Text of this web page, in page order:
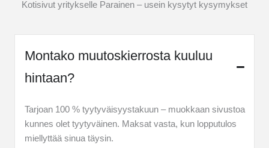
Kotisivut yritykselle Parainen – usein kysytyt kysymykset
Montako muutoskierrosta kuuluu
hintaan?
Tarjoan 100 % tyytyväisyystakuun – muokkaan sivustoa
kunnes olet tyytyväinen. Maksat vasta, kun lopputulos
miellyttää sinua täysin.